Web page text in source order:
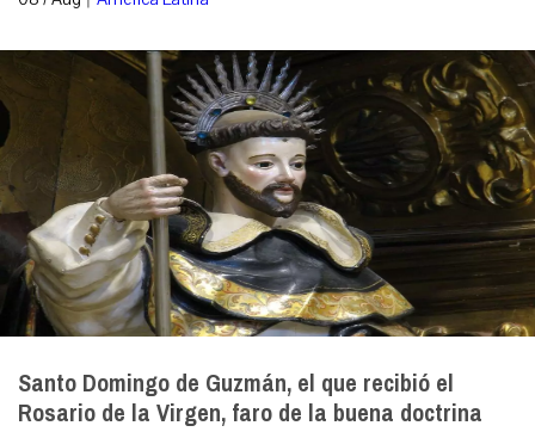
Santo Domingo de Guzmán, el que recibió el
Rosario de la Virgen, faro de la buena doctrina